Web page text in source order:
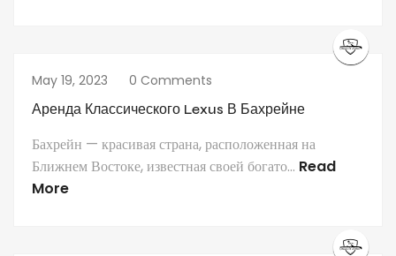
May 19, 2023 0 Comments
Аренда Классического Lexus В Бахрейне
Бахрейн — красивая страна, расположенная на
Ближнем Востоке, известная своей богато... Read
More